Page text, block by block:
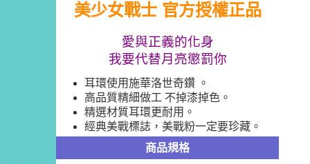
※ 請注意：結帳手續完成當下不需立刻繳費，但若您需要取消訂單，請聯絡
※ 交易是否成功請以「AFTEE先享後付 」之結帳頁面顯示為準，若有關於
是否繳費成功／繳費後需取消欲退款等相關疑問，請聯繫「AFTEE先享後付
１．透過由恩沛科技股份有限公司提供之「AFTEE先享後付」服務完成之交
易，需依本服務之必要範圍內提供個人資料，並將交易相關給付款項請求債
權轉讓予恩沛科技股份有限公司。
２．關於個人資料處理事宜，請瀏覽以下網址：
https://aftee.tw/terms/#terms3
每筆NT$60，滿NT$499(含以上)免運費
每筆NT$120，滿NT$499(含以上)免運費
美少女戰士 官方授權正品
愛與正義的化身
我要代替月亮懲罰你
耳環使用施華洛世奇鑽 。
高品質精細做工 不掉漆掉色。
精選材質耳環更耐用。
經典美戰標誌，美戰粉一定要珍藏。
商品規格